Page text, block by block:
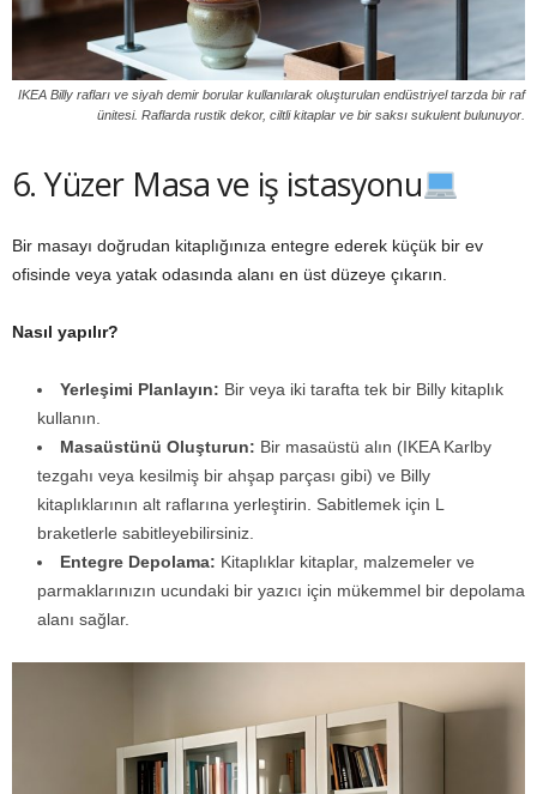
IKEA Billy rafları ve siyah demir borular kullanılarak oluşturulan endüstriyel tarzda bir raf
ünitesi. Raflarda rustik dekor, ciltli kitaplar ve bir saksı sukulent bulunuyor.
6. Yüzer Masa ve iş istasyonu
Bir masayı doğrudan kitaplığınıza entegre ederek küçük bir ev
ofisinde veya yatak odasında alanı en üst düzeye çıkarın.
Nasıl yapılır?
Yerleşimi Planlayın: Bir veya iki tarafta tek bir Billy kitaplık
kullanın.
Masaüstünü Oluşturun: Bir masaüstü alın (IKEA Karlby
tezgahı veya kesilmiş bir ahşap parçası gibi) ve Billy
kitaplıklarının alt raflarına yerleştirin. Sabitlemek için L
braketlerle sabitleyebilirsiniz.
Entegre Depolama: Kitaplıklar kitaplar, malzemeler ve
parmaklarınızın ucundaki bir yazıcı için mükemmel bir depolama
alanı sağlar.